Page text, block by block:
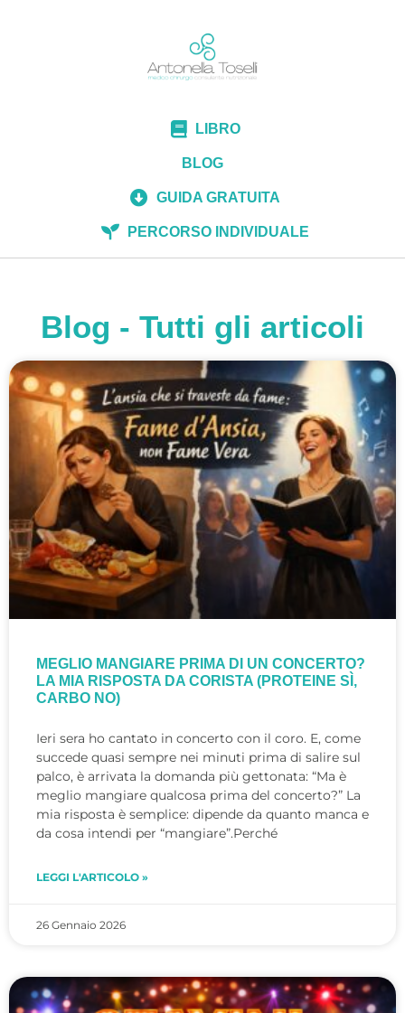
LIBRO
BLOG
GUIDA GRATUITA
PERCORSO INDIVIDUALE
Blog - Tutti gli articoli
MEGLIO MANGIARE PRIMA DI UN CONCERTO?
LA MIA RISPOSTA DA CORISTA (PROTEINE SÌ,
CARBO NO)
Ieri sera ho cantato in concerto con il coro. E, come
succede quasi sempre nei minuti prima di salire sul
palco, è arrivata la domanda più gettonata: “Ma è
meglio mangiare qualcosa prima del concerto?” La
mia risposta è semplice: dipende da quanto manca e
da cosa intendi per “mangiare”.Perché
LEGGI L'ARTICOLO »
26 Gennaio 2026